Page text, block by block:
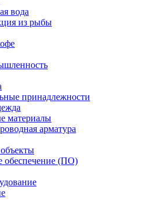
вода
из рыбы
принадлежности
материалы
арматура
обеспечение (ПО)